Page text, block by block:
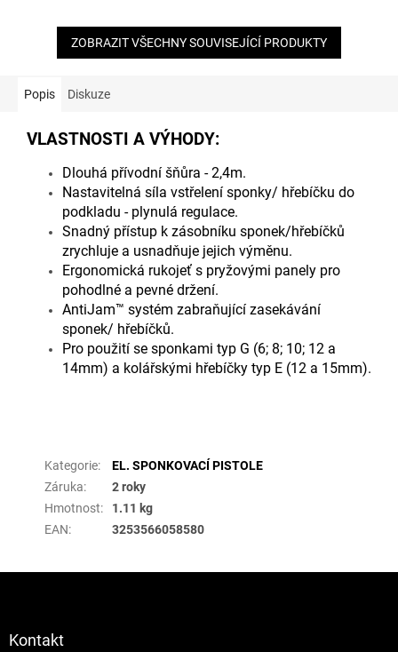
ZOBRAZIT VŠECHNY SOUVISEJÍCÍ PRODUKTY
Popis Diskuze
VLASTNOSTI A VÝHODY:
Dlouhá přívodní šňůra - 2,4m.
Nastavitelná síla vstřelení sponky/ hřebíčku do
podkladu - plynulá regulace.
Snadný přístup k zásobníku sponek/hřebíčků
zrychluje a usnadňuje jejich výměnu.
Ergonomická rukojeť s pryžovými panely pro
pohodlné a pevné držení.
AntiJam™ systém zabraňující zasekávání
sponek/ hřebíčků.
Pro použití se sponkami typ G (6; 8; 10; 12 a
14mm) a kolářskými hřebíčky typ E (12 a 15mm).
Kategorie:
EL. SPONKOVACÍ PISTOLE
Záruka:
2 roky
Hmotnost:
1.11 kg
EAN: 3253566058580
Kontakt